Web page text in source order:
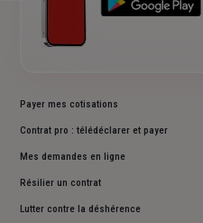
Payer mes cotisations
Contrat pro : télédéclarer et payer
Mes demandes en ligne
Résilier un contrat
Lutter contre la déshérence